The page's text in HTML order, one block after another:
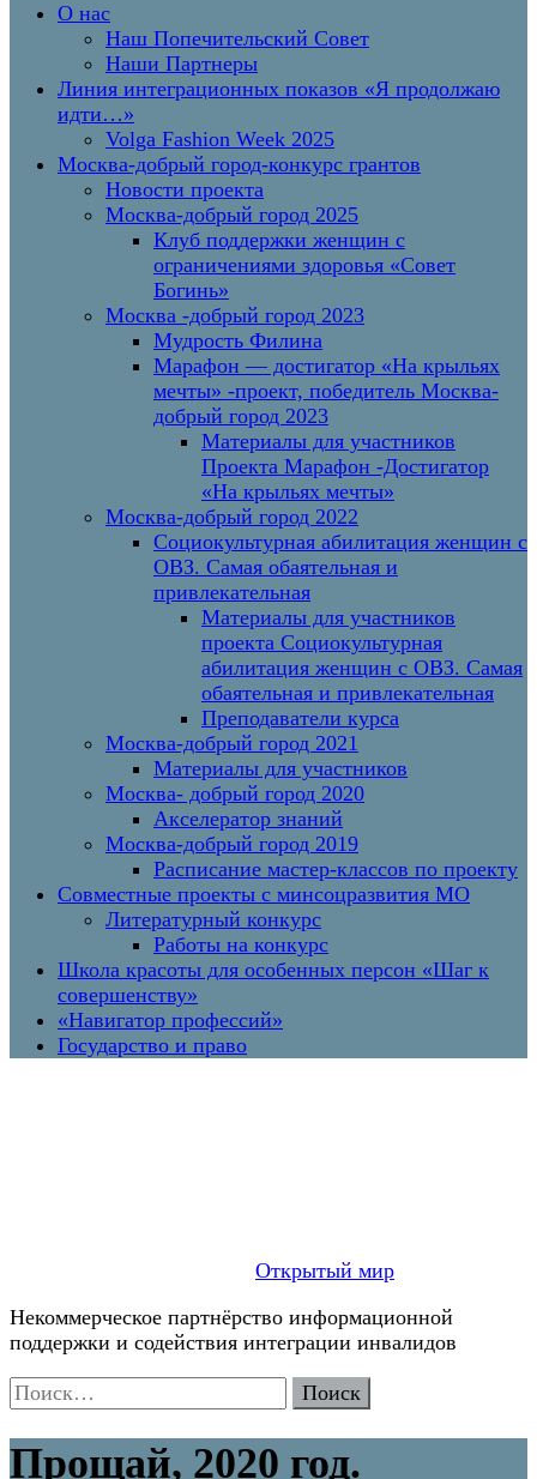
О нас
Наш Попечительский Совет
Наши Партнеры
Линия интеграционных показов «Я продолжаю
идти…»
Volga Fashion Week 2025
Москва-добрый город-конкурс грантов
Новости проекта
Москва-добрый город 2025
Клуб поддержки женщин с
ограничениями здоровья «Совет
Богинь»
Москва -добрый город 2023
Мудрость Филина
Марафон — достигатор «На крыльях
мечты» -проект, победитель Москва-
добрый город 2023
Материалы для участников
Проекта Марафон -Достигатор
«На крыльях мечты»
Москва-добрый город 2022
Социокультурная абилитация женщин с
ОВЗ. Самая обаятельная и
привлекательная
Материалы для участников
проекта Социокультурная
абилитация женщин с ОВЗ. Самая
обаятельная и привлекательная
Преподаватели курса
Москва-добрый город 2021
Материалы для участников
Москва- добрый город 2020
Акселератор знаний
Москва-добрый город 2019
Расписание мастер-классов по проекту
Совместные проекты с минсоцразвития МО
Литературный конкурс
Работы на конкурс
Школа красоты для особенных персон «Шаг к
совершенству»
«Навигатор профессий»
Государство и право
Открытый мир
Некоммерческое партнёрство информационной
поддержки и содействия интеграции инвалидов
Найти:
Прощай, 2020 год.